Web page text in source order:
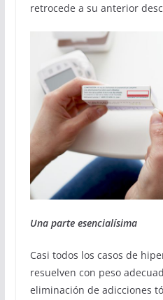
retrocede a su anterior
Una parte esencialísima
Casi todos los casos de
resuelven con peso
eliminación de adicciones